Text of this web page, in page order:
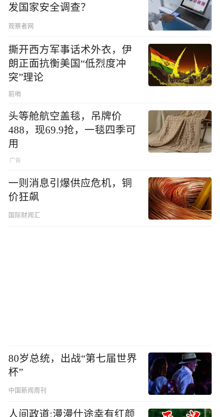
发国家安全调查？
观察者网
撕开西方军事话术外衣，伊
朗正面抗衡美国“低烈度冲
突”理论
前哨
头等舱航空盖毯，吊牌价
488，现69.9抢，一毯四季可
用
一则消息引爆供应危机，铜
价狂飙
国际财闻汇
80岁总统，出战“第七届世界
杯”
中国新闻周刊
人间政道:漫漫仕途幸有红颜